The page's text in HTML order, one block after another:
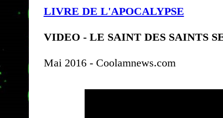
LIVRE DE L'APOCALYPSE
VIDEO - LE SAINT DES SAINTS
Mai 2016 - Coolamnews.com